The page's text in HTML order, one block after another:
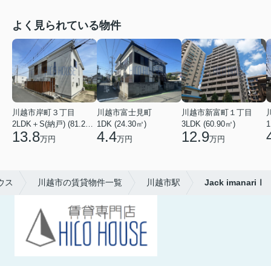
よく見られている物件
川越市岸町３丁目
13.8万円
川越市富士見町
1DK (24.30㎡)
4.4万円
川越市新富町１丁目
3LDK (60.90㎡)
12.9万円
ス 川越市の賃貸物件一覧 川越市駅 Jack imanariⅠ